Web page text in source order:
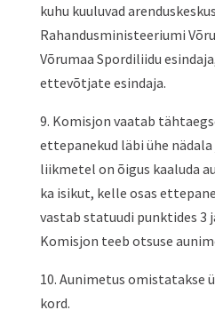
kuhu kuuluvad
Rahandusministeeriumi
Võrumaa Spordiliidu
ettevõtjate esindaja.
9. Komisjon vaatab
ettepanekud läbi ühe
liikmetel on õigus kaaluda
ka isikut, kelle osas
vastab statuudi punktides 3
Komisjon teeb otsuse
10. Aunimetus omistatakse
kord.